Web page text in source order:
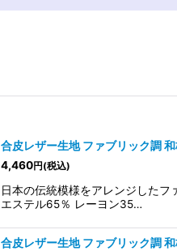
合皮レザー生地 ファブリック調 和
4,460円 (税込)
日本の伝統模様をアレンジした
エステル65％ レーヨン35…
合皮レザー生地 ファブリック調 和